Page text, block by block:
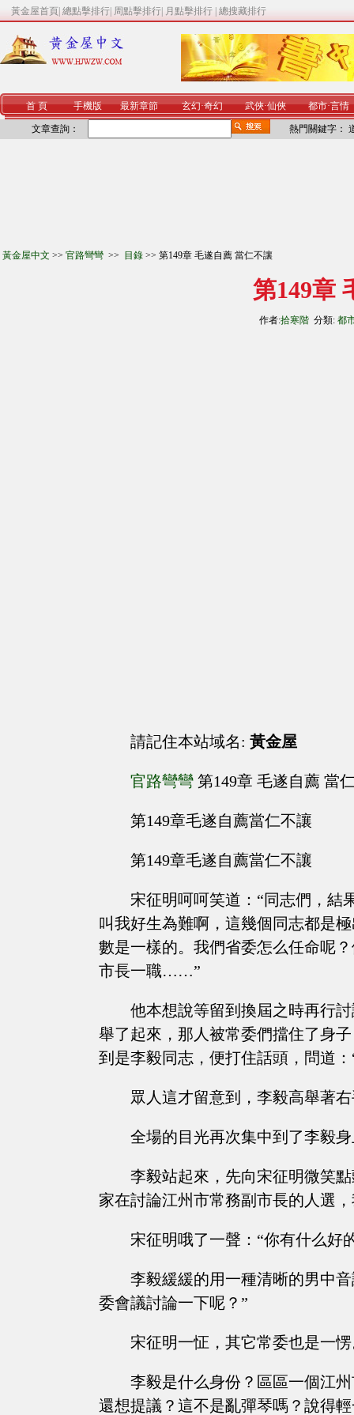
黃金屋首頁 總點擊排行 周點擊排行 月點擊排行 總搜藏排行
首 頁 手機版 最新章節 玄幻·奇幻 武俠·仙俠 都市·言情
文章查詢： 熱門關鍵字：
黃金屋中文 >> 官路彎彎 >> 目錄 >> 第149章 毛遂自薦 當仁不讓
第149章
作者:拾寒階 分類: 都
請記住本站域名: 黃金屋
官路彎彎 第149章 毛遂自薦 當
第149章毛遂自薦當仁不讓
第149章毛遂自薦當仁不讓
宋征明呵呵笑道：“同志們，結
叫我好生為難啊，這幾個同志都是
數是一樣的。我們省委怎么任命呢
市長一職……”
他本想說等留到換屆之時再行
舉了起來，那人被常委們擋住了身
到是李毅同志，便打住話頭，問道
眾人這才留意到，李毅高舉著
全場的目光再次集中到了李毅
李毅站起來，先向宋征明微笑
家在討論江州市常務副市長的人選
宋征明哦了一聲：“你有什么好
李毅緩緩的用一種清晰的男中
委會議討論一下呢？”
宋征明一怔，其它常委也是一
李毅是什么身份？區區一個江
還想提議？這不是亂彈琴嗎？說得